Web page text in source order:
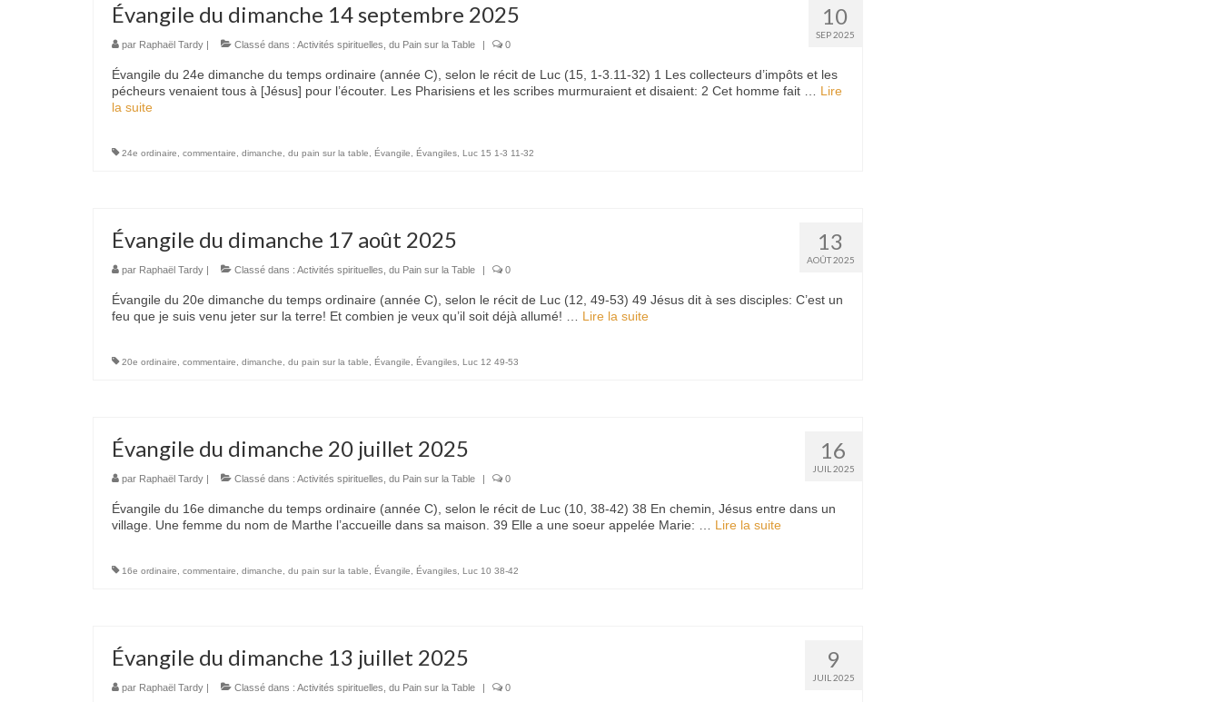
10
SEP 2025
Évangile du dimanche 14 septembre 2025
par Raphaël Tardy | Classé dans : Activités spirituelles du Pain sur la Table | 0
Évangile du 24e dimanche du temps ordinaire (année C), selon le récit de Luc (15, 1-3.11-32) 1 Les collecteurs d’impôts et les
pécheurs venaient tous à [Jésus] pour l’écouter. Les Pharisiens et les scribes murmuraient et disaient: 2 Cet homme fait … Lire
la suite­­
24e ordinaire commentaire dimanche du pain sur la table Évangile Évangiles Luc 15 1-3 11-32
13
AOÛT 2025
Évangile du dimanche 17 août 2025
par Raphaël Tardy | Classé dans : Activités spirituelles du Pain sur la Table | 0
Évangile du 20e dimanche du temps ordinaire (année C), selon le récit de Luc (12, 49-53) 49 Jésus dit à ses disciples: C’est un
feu que je suis venu jeter sur la terre! Et combien je veux qu’il soit déjà allumé! … Lire la suite­­
20e ordinaire commentaire dimanche du pain sur la table Évangile Évangiles Luc 12 49-53
16
JUIL 2025
Évangile du dimanche 20 juillet 2025
par Raphaël Tardy | Classé dans : Activités spirituelles du Pain sur la Table | 0
Évangile du 16e dimanche du temps ordinaire (année C), selon le récit de Luc (10, 38-42) 38 En chemin, Jésus entre dans un
village. Une femme du nom de Marthe l’accueille dans sa maison. 39 Elle a une soeur appelée Marie: … Lire la suite­­
16e ordinaire commentaire dimanche du pain sur la table Évangile Évangiles Luc 10 38-42
9
JUIL 2025
Évangile du dimanche 13 juillet 2025
par Raphaël Tardy | Classé dans : Activités spirituelles du Pain sur la Table | 0